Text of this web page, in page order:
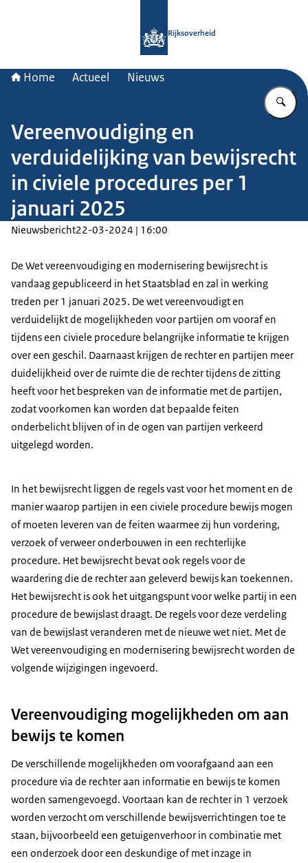
Rijksoverheid
Home Actueel Nieuws
Vereenvoudiging en
verduidelijking van bewijsrecht
in civiele procedures per 1
januari 2025
Nieuwsbericht22-03-2024 | 16:00
De Wet vereenvoudiging en modernisering bewijsrecht is
vandaag gepubliceerd in het Staatsblad en zal in werking
treden per 1 januari 2025. De wet vereenvoudigt en
verduidelijkt de mogelijkheden voor partijen om vooraf en
tijdens een civiele procedure belangrijke informatie te krijgen
over een geschil. Daarnaast krijgen de rechter en partijen meer
duidelijkheid over de ruimte die de rechter tijdens de zitting
heeft voor het bespreken van de informatie met de partijen,
zodat voorkomen kan worden dat bepaalde feiten
onderbelicht blijven of in de ogen van partijen verkeerd
uitgelegd worden.
In het bewijsrecht liggen de regels vast voor het moment en de
manier waarop partijen in een civiele procedure bewijs mogen
of moeten leveren van de feiten waarmee zij hun vordering,
verzoek of verweer onderbouwen in een rechterlijke
procedure. Het bewijsrecht bevat ook regels voor de
waardering die de rechter aan geleverd bewijs kan toekennen.
Het bewijsrecht is ook het uitgangspunt voor welke partij in een
procedure de bewijslast draagt. De regels voor deze verdeling
van de bewijslast veranderen met de nieuwe wet niet. Met de
Wet vereenvoudiging en modernisering bewijsrecht worden de
volgende wijzigingen ingevoerd.
Vereenvoudiging mogelijkheden om aan
bewijs te komen
De verschillende mogelijkheden om voorafgaand aan een
procedure via de rechter aan informatie en bewijs te komen
worden samengevoegd. Voortaan kan de rechter in 1 verzoek
worden verzocht om verschillende bewijsverrichtingen toe te
staan, bijvoorbeeld een getuigenverhoor in combinatie met
een onderzoek door een deskundige of met inzage in